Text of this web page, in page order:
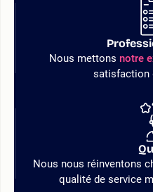
Nous mettons notre
satisfaction
Nous nous réinventons
qualité de service